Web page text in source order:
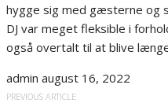
hygge sig med gæsterne og
DJ var meget fleksible i
også overtalt til at blive
admin august 16, 2022
PREVIOUS ARTICLE